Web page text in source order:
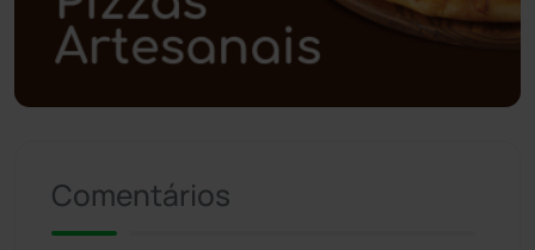
Política (03)
Comentários